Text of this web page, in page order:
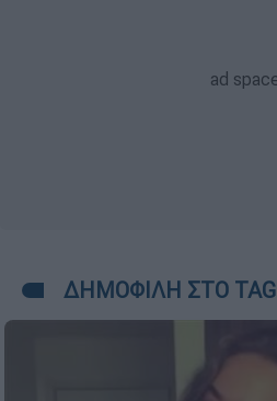
ΔΗΜΟΦΙΛΗ ΣΤΟ TAG